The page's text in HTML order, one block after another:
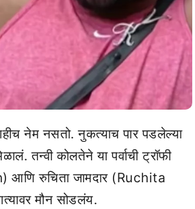
नेम नसतो. नुकत्याच पार पडलेल्या
तन्वी कोलतेने या पर्वाची ट्रॉफी
आणि रुचिता जामदार (Ruchita
मौन सोडलंय.